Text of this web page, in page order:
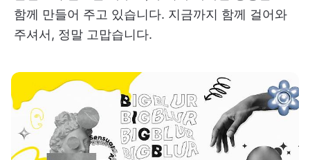
함께 만들어 주고 있습니다. 지금까지 함께 걸어와
주셔서, 정말 고맙습니다.